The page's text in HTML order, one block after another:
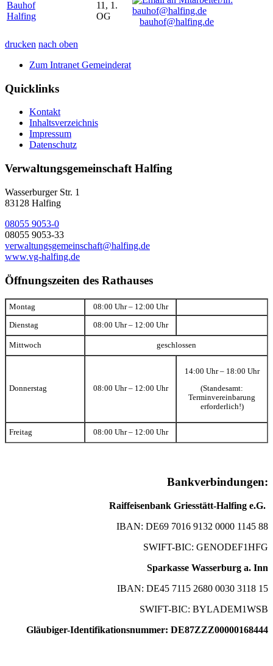
Bauhof
Halfing
11, 1.
OG
bauhof@halfing.de
drucken nach oben
Zum Intranet Gemeinderat
Quicklinks
Kontakt
Inhaltsverzeichnis
Impressum
Datenschutz
Verwaltungsgemeinschaft Halfing
Wasserburger Str. 1
83128 Halfing
08055 9053-0
08055 9053-33
verwaltungsgemeinschaft@halfing.de
www.vg-halfing.de
Öffnungszeiten des Rathauses
Montag 08:00 Uhr – 12:00 Uhr
Dienstag 08:00 Uhr – 12:00 Uhr
Mittwoch geschlossen
Donnerstag 08:00 Uhr – 12:00 Uhr
14:00 Uhr – 18:00 Uhr
(Standesamt:
Terminvereinbarung
erforderlich!)
Freitag 08:00 Uhr – 12:00 Uhr
Bankverbindungen:
Raiffeisenbank Griesstätt-Halfing e.G.
IBAN: DE69 7016 9132 0000 1145 88
SWIFT-BIC: GENODEF1HFG
Sparkasse Wasserburg a. Inn
IBAN: DE45 7115 2680 0030 3118 15
SWIFT-BIC: BYLADEM1WSB
Gläubiger-Identifikationsnummer: DE87ZZZ00000168444